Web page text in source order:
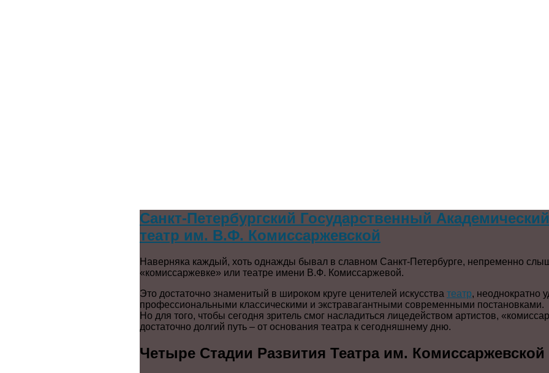
Санкт-Петербургский Государственный
театр им. В.Ф. Комиссаржевской
Наверняка каждый, хоть однажды бывал в славном Санкт-Петербурге, непременно
«комиссаржевке» или театре имени В.Ф. Комиссаржевой.
Это достаточно знаменитый в широком круге ценителей искусства театр, неоднократно
профессиональными классическими и экстравагантными современными постановками.
Но для того, чтобы сегодня зритель смог насладиться лицедейством артистов,
достаточно долгий путь – от основания театра к сегодняшнему дню.
Четыре Стадии Развития Театра им. Комиссаржевской